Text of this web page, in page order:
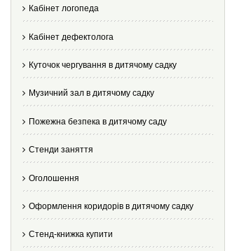
Кабінет логопеда
Кабінет дефектолога
Куточок чергування в дитячому садку
Музичний зал в дитячому садку
Пожежна безпека в дитячому саду
Стенди заняття
Оголошення
Оформлення коридорів в дитячому садку
Стенд-книжка купити